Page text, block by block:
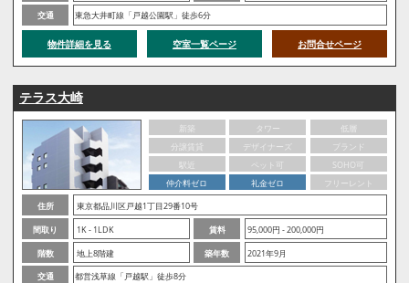
交通
東急大井町線「戸越公園駅」徒歩6分
物件詳細を見る 空室一覧ページ お問合せページ
テラス大崎
新築 タワー
低層
分譲賃貸
デザイナーズ
ブランド
駅近
ペット可
SOHO可
仲介料ゼロ
礼金ゼロ
フリーレント
住所
東京都品川区戸越1丁目29番10号
間取り
1K - 1LDK 賃料
95,000円 - 200,000円
階数
地上8階建 築年数
2021年9月
交通
都営浅草線「戸越駅」徒歩8分